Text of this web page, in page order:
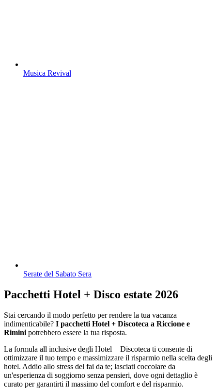
Musica Revival
Serate del Sabato Sera
Pacchetti Hotel + Disco estate 2026
Stai cercando il modo perfetto per rendere la tua vacanza
indimenticabile? I pacchetti Hotel + Discoteca a Riccione e
Rimini potrebbero essere la tua risposta.
La formula all inclusive degli Hotel + Discoteca ti consente di
ottimizzare il tuo tempo e massimizzare il risparmio nella scelta degli
hotel. Addio allo stress del fai da te; lasciati coccolare da
un'esperienza di soggiorno senza pensieri, dove ogni dettaglio è
curato per garantirti il massimo del comfort e del risparmio.